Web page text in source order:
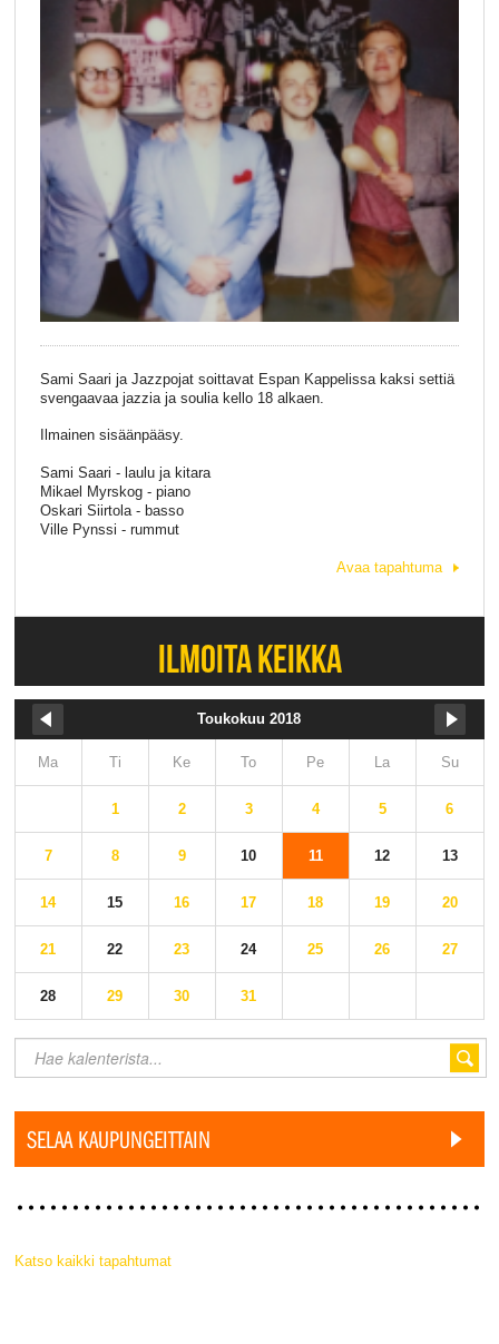
Sami Saari ja Jazzpojat soittavat Espan Kappelissa kaksi settiä
svengaavaa jazzia ja soulia kello 18 alkaen.
Ilmainen sisäänpääsy.
Sami Saari - laulu ja kitara
Mikael Myrskog - piano
Oskari Siirtola - basso
Ville Pynssi - rummut
Avaa tapahtuma
ILMOITA KEIKKA
Toukokuu 2018
Ma Ti Ke To Pe La Su
1 2 3 4 5 6
7 8 9 10 11 12 13
14 15 16 17 18 19 20
21 22 23 24 25 26 27
28 29 30 31
SELAA KAUPUNGEITTAIN
Katso kaikki tapahtumat